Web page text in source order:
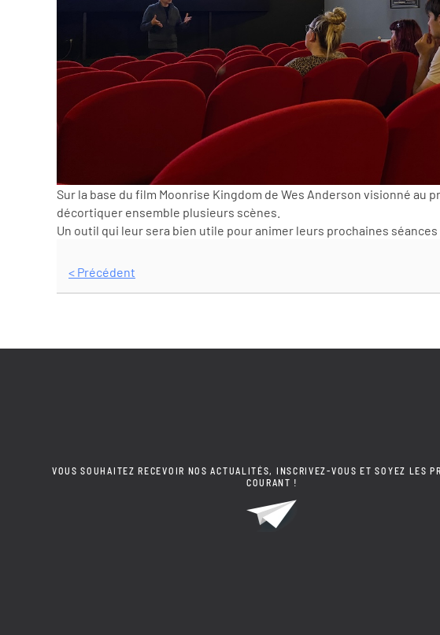
Sur la base du film Moonrise Kingdom de Wes Anderson visionné au
décortiquer ensemble plusieurs scènes.
Un outil qui leur sera bien utile pour animer leurs prochaines
< Précédent
VOUS SOUHAITEZ RECEVOIR NOS ACTUALITÉS, INSCRIVEZ-VOUS ET SOYEZ LES
COURANT !